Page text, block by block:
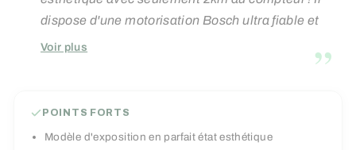
dispose d'une motorisation Bosch ultra fiable et
performante, vous offrant une autonomie allant
simplement pour rallonger vos sorties ! Sa
Voir plus ”
POINTS FORTS
Modèle d'exposition en parfait état esthétique